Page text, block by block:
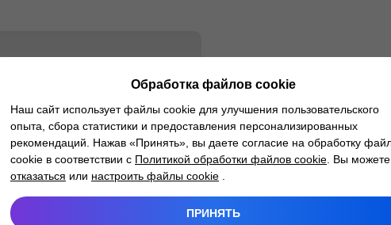
Ford Mondeo
Обработка файлов cookie
Наш сайт использует файлы cookie для улучшения пользовательского
опыта, сбора статистики и предоставления персонализированных
рекомендаций. Нажав «Принять», вы даете согласие на обработку
cookie в соответствии с Политикой обработки файлов cookie . Вы можете
отказаться или настроить файлы cookie
ПРИНЯТЬ